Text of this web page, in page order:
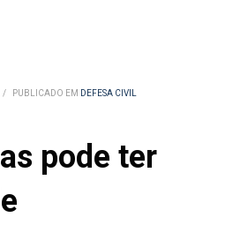
/ PUBLICADO EM DEFESA CIVIL
pode ter